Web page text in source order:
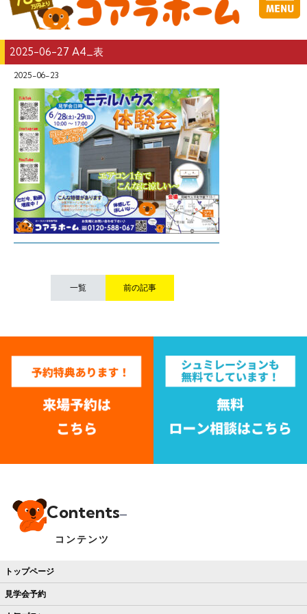
2025-06-27 A4_表
2025-06-23
一覧 前の記事
Contents
コンテンツ
トップページ
見学会予約